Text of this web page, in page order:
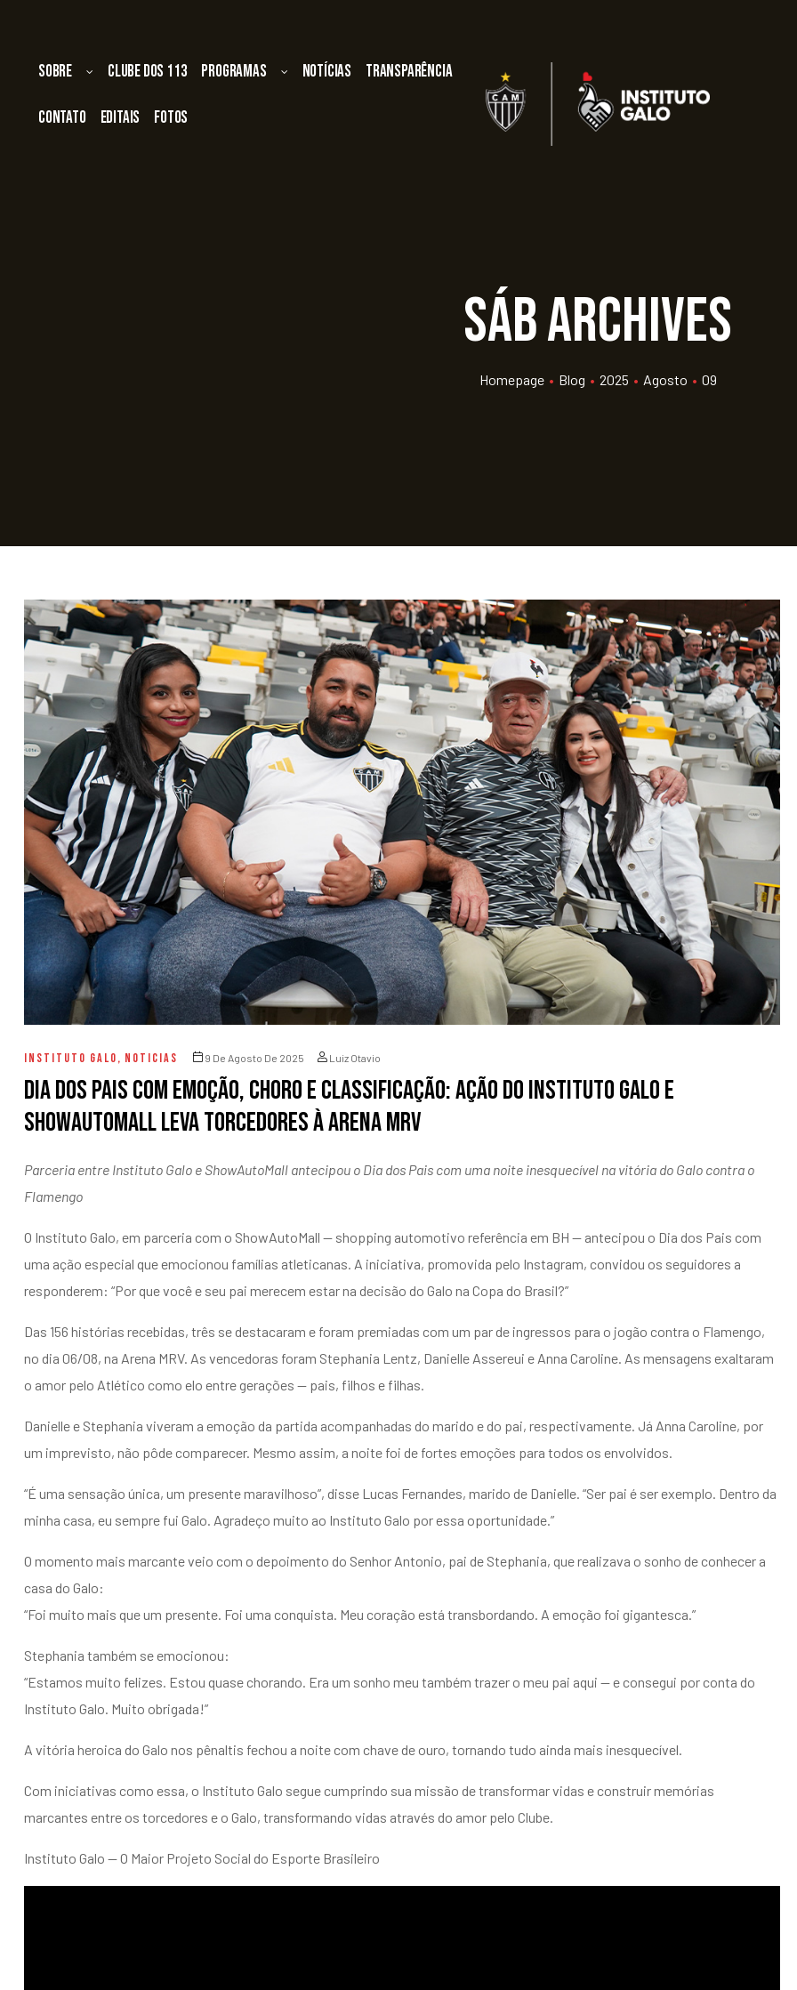
Sobre Clube dos 113 Programas Notícias Transparência
Contato Editais Fotos
sáb Archives
Homepage • Blog • 2025 • Agosto • 09
INSTITUTO GALO, NOTICIAS 9 De Agosto De 2025 Luiz Otavio
Dia dos Pais com Emoção, Choro e Classificação: ação do Instituto Galo e
ShowAutoMall leva torcedores à Arena MRV
Parceria entre Instituto Galo e ShowAutoMall antecipou o Dia dos Pais com uma noite inesquecível na vitória do Galo contra o
Flamengo
O Instituto Galo, em parceria com o ShowAutoMall — shopping automotivo referência em BH — antecipou o Dia dos Pais com
uma ação especial que emocionou famílias atleticanas. A iniciativa, promovida pelo Instagram, convidou os seguidores a
responderem: “Por que você e seu pai merecem estar na decisão do Galo na Copa do Brasil?”
Das 156 histórias recebidas, três se destacaram e foram premiadas com um par de ingressos para o jogão contra o Flamengo,
no dia 06/08, na Arena MRV. As vencedoras foram Stephania Lentz, Danielle Assereui e Anna Caroline. As mensagens exaltaram
o amor pelo Atlético como elo entre gerações — pais, filhos e filhas.
Danielle e Stephania viveram a emoção da partida acompanhadas do marido e do pai, respectivamente. Já Anna Caroline, por
um imprevisto, não pôde comparecer. Mesmo assim, a noite foi de fortes emoções para todos os envolvidos.
“É uma sensação única, um presente maravilhoso”, disse Lucas Fernandes, marido de Danielle. “Ser pai é ser exemplo. Dentro da
minha casa, eu sempre fui Galo. Agradeço muito ao Instituto Galo por essa oportunidade.”
O momento mais marcante veio com o depoimento do Senhor Antonio, pai de Stephania, que realizava o sonho de conhecer a
casa do Galo:
“Foi muito mais que um presente. Foi uma conquista. Meu coração está transbordando. A emoção foi gigantesca.”
Stephania também se emocionou:
“Estamos muito felizes. Estou quase chorando. Era um sonho meu também trazer o meu pai aqui — e consegui por conta do
Instituto Galo. Muito obrigada!”
A vitória heroica do Galo nos pênaltis fechou a noite com chave de ouro, tornando tudo ainda mais inesquecível.
Com iniciativas como essa, o Instituto Galo segue cumprindo sua missão de transformar vidas e construir memórias
marcantes entre os torcedores e o Galo, transformando vidas através do amor pelo Clube.
Instituto Galo — O Maior Projeto Social do Esporte Brasileiro